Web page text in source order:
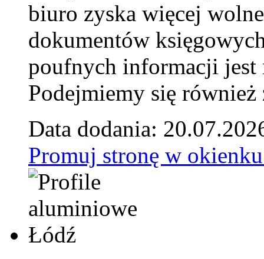
biuro zyska więcej
dokumentów
poufnych informacji jest
Podejmiemy się
Data dodania:
Promuj stronę w